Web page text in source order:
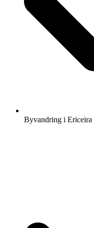
Byvandring i Ericeira